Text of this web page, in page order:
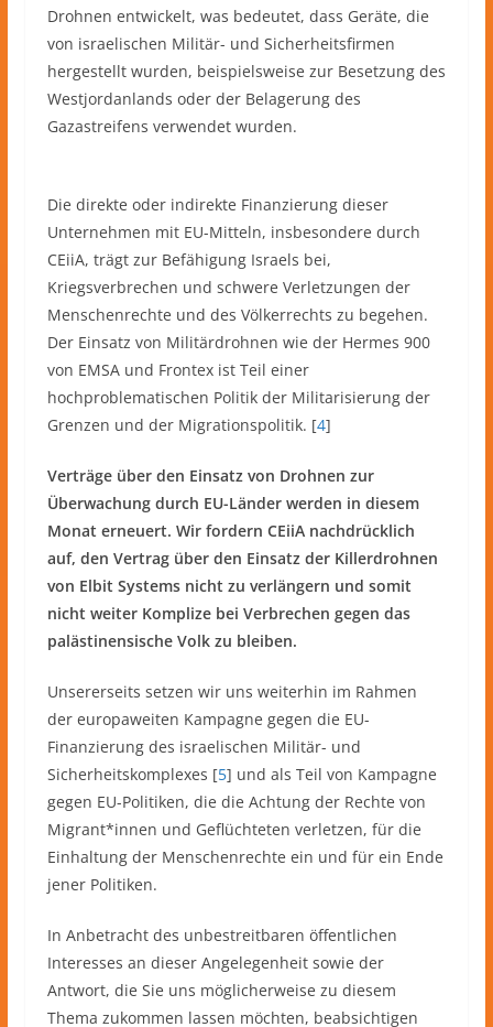
Drohnen entwickelt, was bedeutet, dass Geräte, die
von israelischen Militär- und Sicherheitsfirmen
hergestellt wurden, beispielsweise zur Besetzung des
Westjordanlands oder der Belagerung des
Gazastreifens verwendet wurden.
Die direkte oder indirekte Finanzierung dieser
Unternehmen mit EU-Mitteln, insbesondere durch
CEiiA, trägt zur Befähigung Israels bei,
Kriegsverbrechen und schwere Verletzungen der
Menschenrechte und des Völkerrechts zu begehen.
Der Einsatz von Militärdrohnen wie der Hermes 900
von EMSA und Frontex ist Teil einer
hochproblematischen Politik der Militarisierung der
Grenzen und der Migrationspolitik. [4]
Verträge über den Einsatz von Drohnen zur
Überwachung durch EU-Länder werden in diesem
Monat erneuert. Wir fordern CEiiA nachdrücklich
auf, den Vertrag über den Einsatz der Killerdrohnen
von Elbit Systems nicht zu verlängern und somit
nicht weiter Komplize bei Verbrechen gegen das
palästinensische Volk zu bleiben.
Unsererseits setzen wir uns weiterhin im Rahmen
der europaweiten Kampagne gegen die EU-
Finanzierung des israelischen Militär- und
Sicherheitskomplexes [5] und als Teil von Kampagne
gegen EU-Politiken, die die Achtung der Rechte von
Migrant*innen und Geflüchteten verletzen, für die
Einhaltung der Menschenrechte ein und für ein Ende
jener Politiken.
In Anbetracht des unbestreitbaren öffentlichen
Interesses an dieser Angelegenheit sowie der
Antwort, die Sie uns möglicherweise zu diesem
Thema zukommen lassen möchten, beabsichtigen